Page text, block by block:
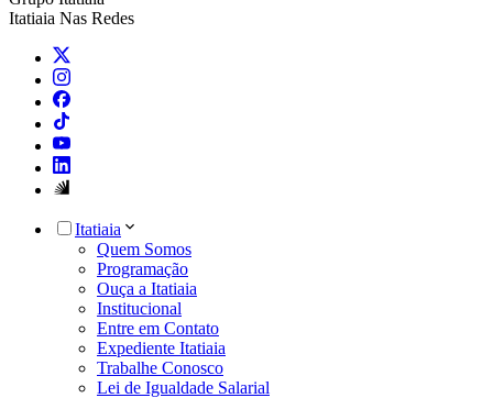
Itatiaia Nas Redes
Itatiaia
Quem Somos
Programação
Ouça a Itatiaia
Institucional
Entre em Contato
Expediente Itatiaia
Trabalhe Conosco
Lei de Igualdade Salarial